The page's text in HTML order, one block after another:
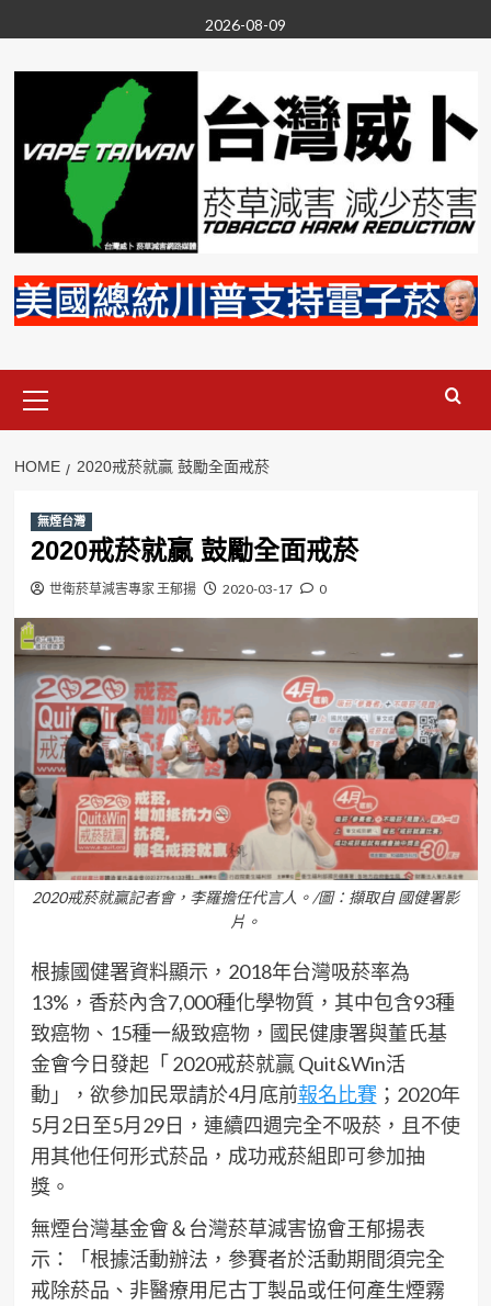
to
content
2026-08-09
Menu
HOME 2020戒菸就贏 鼓勵全面戒菸
無煙台灣
2020戒菸就贏 鼓勵全面戒菸
世衛菸草減害專家 王郁揚 2020-03-17 0
2020戒菸就贏記者會，李羅擔任代言人。/圖：擷取自 國健署影
片。
根據國健署資料顯示，2018年台灣吸菸率為
13%，香菸內含7,000種化學物質，其中包含93種
致癌物、15種一級致癌物，國民健康署與董氏基
金會今日發起「 2020戒菸就贏 Quit&Win活
動」，欲參加民眾請於4月底前報名比賽；2020年
5月2日至5月29日，連續四週完全不吸菸，且不使
用其他任何形式菸品，成功戒菸組即可參加抽
獎。
無煙台灣基金會＆台灣菸草減害協會王郁揚表
示：「根據活動辦法，參賽者於活動期間須完全
戒除菸品、非醫療用尼古丁製品或任何產生煙霧